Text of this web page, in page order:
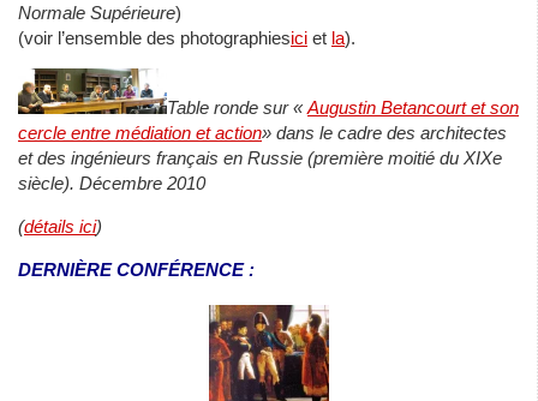
Normale Supérieure)
(voir l’ensemble des photographiesici et la).
Table ronde sur «Augustin Betancourt et son
cercle entre médiation et action» dans le cadre des architectes
et des ingénieurs français en Russie (première moitié du XIXe
siècle). Décembre 2010
(détails ici)
DERNIÈRE CONFÉRENCE :